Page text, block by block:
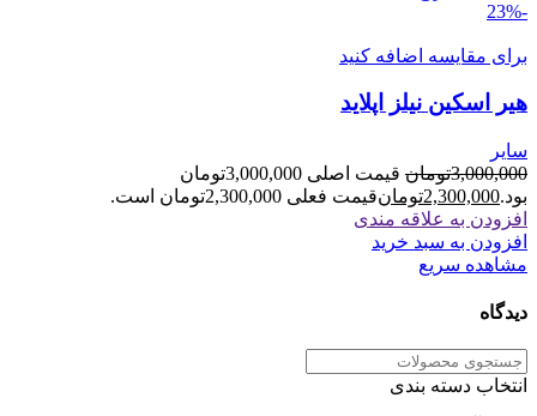
-23%
برای مقایسه اضافه کنید
هیر اسکین نیلز اپلاید
سایر
3,000,000تومان
قیمت اصلی 3,000,000تومان
بود.2,300,000تومانقیمت فعلی 2,300,000تومان است.
افزودن به علاقه مندی
افزودن به سبد خرید
مشاهده سریع
دیدگاه
انتخاب دسته بندی